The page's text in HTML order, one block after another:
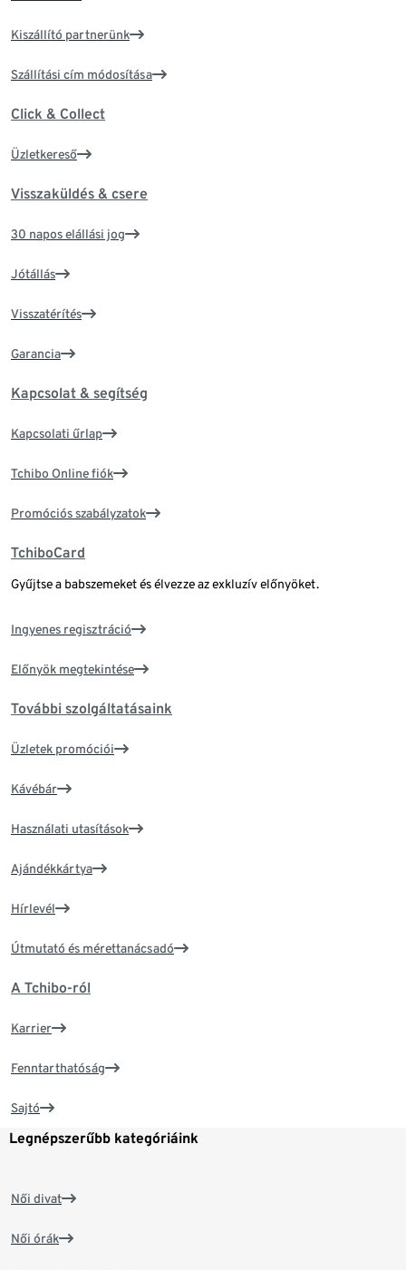
Kiszállító partnerünk
Szállítási cím módosítása
Click & Collect
Üzletkereső
Visszaküldés & csere
30 napos elállási jog
Jótállás
Visszatérítés
Garancia
Kapcsolat & segítség
Kapcsolati űrlap
Tchibo Online fiók
Promóciós szabályzatok
TchiboCard
Gyűjtse a babszemeket és élvezze az exkluzív előnyöket.
Ingyenes regisztráció
Előnyök megtekintése
További szolgáltatásaink
Üzletek promóciói
Kávébár
Használati utasítások
Ajándékkártya
Hírlevél
Útmutató és mérettanácsadó
A Tchibo-ról
Karrier
Fenntarthatóság
Sajtó
Legnépszerűbb kategóriáink
Női divat
Női órák